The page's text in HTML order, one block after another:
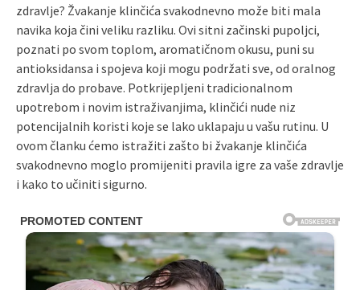
zdravlje? Žvakanje klinčića svakodnevno može biti mala
navika koja čini veliku razliku. Ovi sitni začinski pupoljci,
poznati po svom toplom, aromatičnom okusu, puni su
antioksidansa i spojeva koji mogu podržati sve, od oralnog
zdravlja do probave. Potkrijepljeni tradicionalnom
upotrebom i novim istraživanjima, klinčići nude niz
potencijalnih koristi koje se lako uklapaju u vašu rutinu. U
ovom članku ćemo istražiti zašto bi žvakanje klinčića
svakodnevno moglo promijeniti pravila igre za vaše zdravlje
i kako to učiniti sigurno.